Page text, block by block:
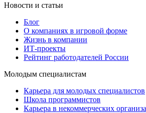
Новости и статьи
Блог
О компаниях в игровой форме
Жизнь в компании
ИТ-проекты
Рейтинг работодателей России
Молодым специалистам
Карьера для молодых специалистов
Школа программистов
Карьера в некоммерческих